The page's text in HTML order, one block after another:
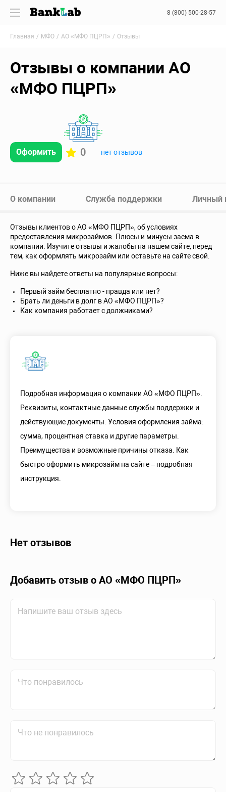
8 (800) 500-28-57
Главная МФО АО «МФО ПЦРП» Отзывы
Отзывы о компании АО
«МФО ПЦРП»
Оформить 0 нет отзывов
О компании Служба поддержки Личный
Отзывы клиентов о АО «МФО ПЦРП», об условиях
предоставления микрозаймов. Плюсы и минусы заема в
компании. Изучите отзывы и жалобы на нашем сайте, перед
тем, как оформлять микрозайм или оставьте на сайте свой.
Ниже вы найдете ответы на популярные вопросы:
Первый займ бесплатно - правда или нет?
Брать ли деньги в долг в АО «МФО ПЦРП»?
Как компания работает с должниками?
Подробная информация о компании АО «МФО ПЦРП».
Реквизиты, контактные данные службы поддержки и
действующие документы. Условия оформления займа:
сумма, процентная ставка и другие параметры.
Преимущества и возможные причины отказа. Как
быстро оформить микрозайм на сайте – подробная
инструкция.
Нет отзывов
Добавить отзыв о АО «МФО ПЦРП»